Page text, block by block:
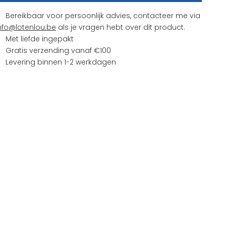
Bereikbaar voor persoonlijk advies, contacteer me via
als je vragen hebt over dit product.
Met liefde ingepakt
Gratis verzending vanaf €100
Levering binnen 1-2 werkdagen